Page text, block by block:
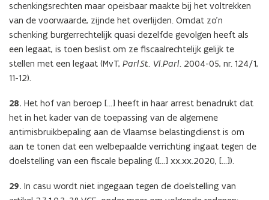
schenkingsrechten maar opeisbaar maakte bij het voltrekken
van de voorwaarde, zijnde het overlijden. Omdat zo’n
schenking burgerrechtelijk quasi dezelfde gevolgen heeft als
een legaat, is toen beslist om ze fiscaalrechtelijk gelijk te
stellen met een legaat (MvT, Parl.St. Vl.Parl. 2004-05, nr. 124/1,
11-12).
28. Het hof van beroep […] heeft in haar arrest benadrukt dat
het in het kader van de toepassing van de algemene
antimisbruikbepaling aan de Vlaamse belastingdienst is om
aan te tonen dat een welbepaalde verrichting ingaat tegen de
doelstelling van een fiscale bepaling ([…] xx.xx.2020, […]).
29. In casu wordt niet ingegaan tegen de doelstelling van